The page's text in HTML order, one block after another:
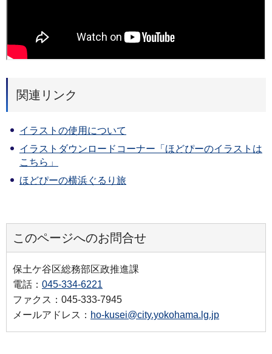
関連リンク
イラストの使用について
イラストダウンロードコーナー「ほどぴーのイラストは
こちら」
ほどぴーの横浜ぐるり旅
このページへのお問合せ
保土ケ谷区総務部区政推進課
電話： 045-334-6221
ファクス：045-333-7945
メールアドレス： ho-kusei@city.yokohama.lg.jp